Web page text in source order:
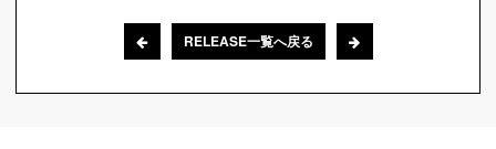
RELEASE一覧へ戻る